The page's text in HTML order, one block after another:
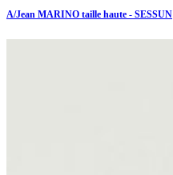
A/Jean MARINO taille haute - SESSUN